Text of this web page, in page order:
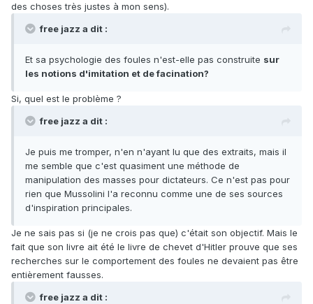
des choses très justes à mon sens).
free jazz a dit :
Et sa psychologie des foules n'est-elle pas construite sur
les notions d'imitation et de facination?
Si, quel est le problème ?
free jazz a dit :
Je puis me tromper, n'en n'ayant lu que des extraits, mais il
me semble que c'est quasiment une méthode de
manipulation des masses pour dictateurs. Ce n'est pas pour
rien que Mussolini l'a reconnu comme une de ses sources
d'inspiration principales.
Je ne sais pas si (je ne crois pas que) c'était son objectif. Mais le
fait que son livre ait été le livre de chevet d'Hitler prouve que ses
recherches sur le comportement des foules ne devaient pas être
entièrement fausses.
free jazz a dit :